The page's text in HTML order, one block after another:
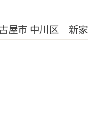
屋市 中川区 新家